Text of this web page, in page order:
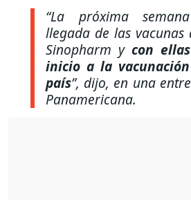
“La próxima
llegada de las
Sinopharm y con
inicio a la
país”, dijo, en una
Panamericana.